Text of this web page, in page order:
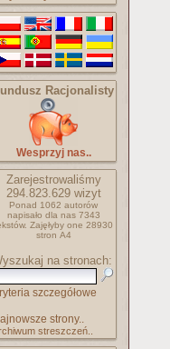
Racjonalisty
Wesprzyj nas..
Zarejestrowaliśmy
294.823.629wizyt
Ponad 1062 autorów
napisało dla nas 7343
Zajęłyby one 28930
stron A4
na stronach:
szczegółowe
strony..
streszczeń..